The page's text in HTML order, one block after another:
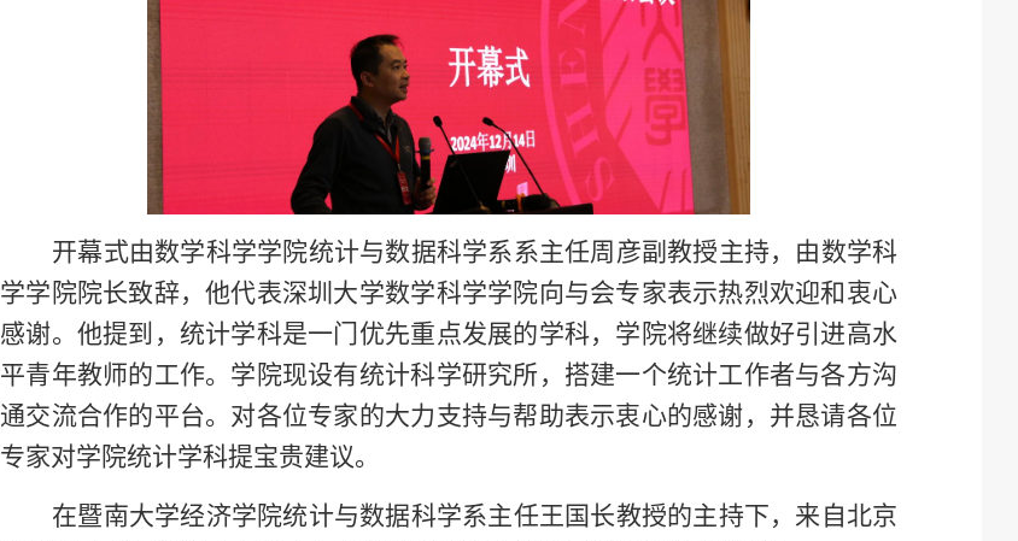
开幕式由数学科学学院统计与数据科学系系主任周彦副教授主持，由数学科
学学院院长致辞，他代表深圳大学数学科学学院向与会专家表示热烈欢迎和衷心
感谢。他提到，统计学科是一门优先重点发展的学科，学院将继续做好引进高水
平青年教师的工作。学院现设有统计科学研究所，搭建一个统计工作者与各方沟
通交流合作的平台。对各位专家的大力支持与帮助表示衷心的感谢，并恳请各位
专家对学院统计学科提宝贵建议。
在暨南大学经济学院统计与数据科学系主任王国长教授的主持下，来自北京